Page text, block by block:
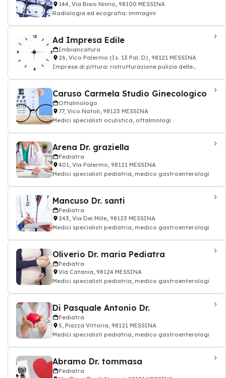
144, Via Bixio Nnino, 98100 MESSINA
Radiologia ed ecografia: immagini
Ad Impresa Edile
Imbiancatura
26, Vico Palermo (Is. 13 Pal. D), 98121 MESSINA
Imprese di pittura: ristrutturazione pulizia delle
Caruso Carmela Studio Ginecologico
Oftalmologo
77, Vico Natoli, 98123 MESSINA
Medici specialisti oculistica, oftalmologi
Arena Dr. graziella
Pediatra
401, Via Palermo, 98121 MESSINA
Medici specialisti pediatria, medico gastroenterologi
Mancuso Dr. santi
Pediatra
243, Via Dei Mille, 98123 MESSINA
Medici specialisti pediatria, medico gastroenterologi
Oliverio Dr. maria Pediatra
Pediatra
Via Catania, 98124 MESSINA
Medici specialisti pediatria, medico gastroenterologi
Di Pasquale Antonio Dr.
Pediatra
5, Piazza Vittoria, 98121 MESSINA
Medici specialisti pediatria, medico gastroenterologi
Abramo Dr. tommasa
Pediatra